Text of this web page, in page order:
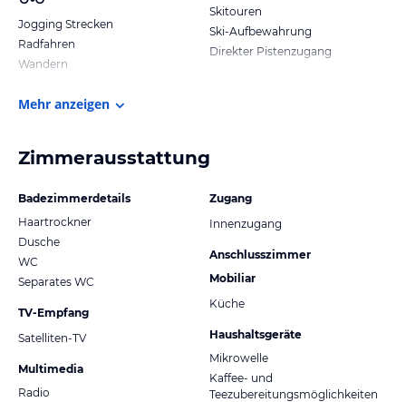
Jogging Strecken
Radfahren
Wandern
Skitouren
Ski-Aufbewahrung
Direkter Pistenzugang
Mehr anzeigen
Zimmerausstattung
Badezimmerdetails
Haartrockner
Dusche
WC
Separates WC
TV-Empfang
Satelliten-TV
Multimedia
Radio
Zugang
Innenzugang
Anschlusszimmer
Mobiliar
Küche
Haushaltsgeräte
Mikrowelle
Kaffee- und
Teezubereitungsmöglichkeiten